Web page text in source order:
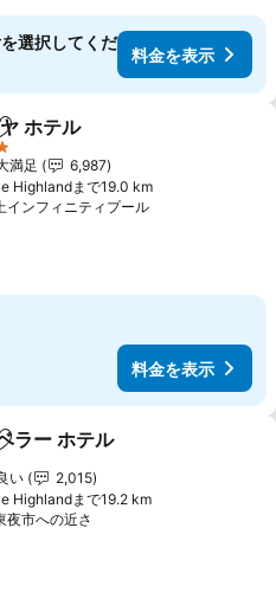
選択してくだ
料金を表示
気に入りに追加
ホテル
のランク
満足
6,987
Highlandまで19.0 km
インフィニティプール料金を表示
料金を表示
気に入りに追加
ラー ホテル
のランク
い
2,015
Highlandまで19.2 km
夜市への近さ